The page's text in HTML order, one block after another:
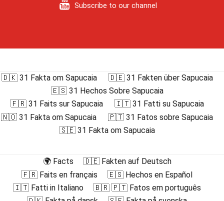
Subscribe to our channel
🇩🇰 31 Fakta om Sapucaia
🇩🇪 31 Fakten über Sapucaia
🇪🇸 31 Hechos Sobre Sapucaia
🇫🇷 31 Faits sur Sapucaia
🇮🇹 31 Fatti su Sapucaia
🇳🇴 31 Fakta om Sapucaia
🇵🇹 31 Fatos sobre Sapucaia
🇸🇪 31 Fakta om Sapucaia
🌍 Facts
🇩🇪 Fakten auf Deutsch
🇫🇷 Faits en français
🇪🇸 Hechos en Español
🇮🇹 Fatti in Italiano
🇧🇷 🇵🇹 Fatos em português